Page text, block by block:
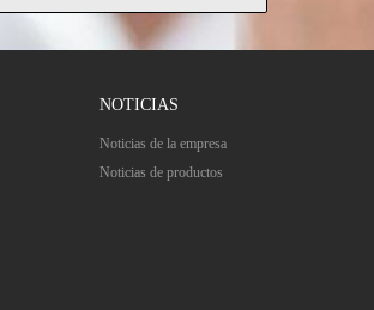
NOTICIAS
Noticias de la empresa
Noticias de productos